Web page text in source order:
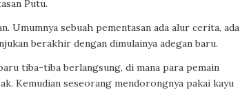
Putu.
Umumnya sebuah pementasan ada alur cerita, ada
berakhir dengan dimulainya adegan baru.
tiba-tiba berlangsung, di mana para pemain
Kemudian seseorang mendorongnya pakai kayu